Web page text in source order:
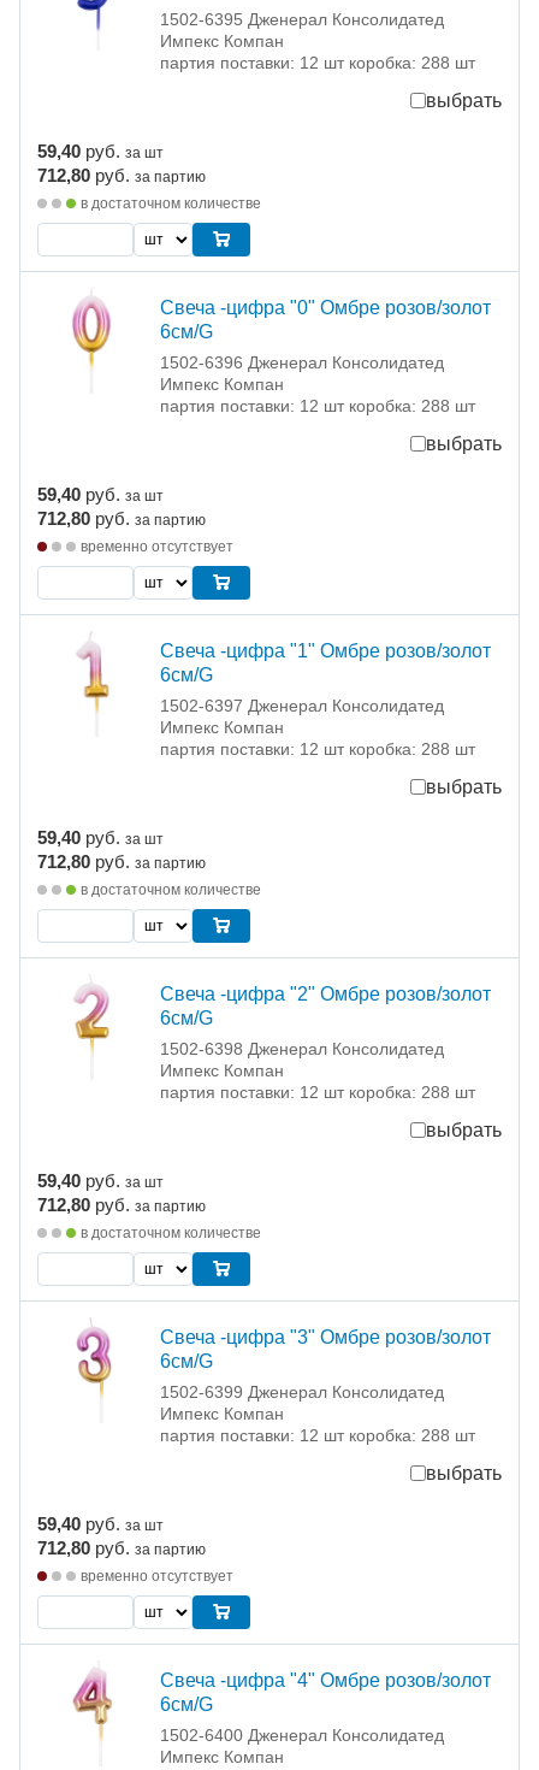
1502-6395 Дженерал Консолидатед
Импекс Компан
партия поставки: 12 шт коробка: 288 шт
выбрать
59,40 руб. за шт
712,80 руб. за партию
в достаточном количестве
Свеча -цифра "0" Омбре розов/золот
6см/G
1502-6396 Дженерал Консолидатед
Импекс Компан
партия поставки: 12 шт коробка: 288 шт
выбрать
59,40 руб. за шт
712,80 руб. за партию
временно отсутствует
Свеча -цифра "1" Омбре розов/золот
6см/G
1502-6397 Дженерал Консолидатед
Импекс Компан
партия поставки: 12 шт коробка: 288 шт
выбрать
59,40 руб. за шт
712,80 руб. за партию
в достаточном количестве
Свеча -цифра "2" Омбре розов/золот
6см/G
1502-6398 Дженерал Консолидатед
Импекс Компан
партия поставки: 12 шт коробка: 288 шт
выбрать
59,40 руб. за шт
712,80 руб. за партию
в достаточном количестве
Свеча -цифра "3" Омбре розов/золот
6см/G
1502-6399 Дженерал Консолидатед
Импекс Компан
партия поставки: 12 шт коробка: 288 шт
выбрать
59,40 руб. за шт
712,80 руб. за партию
временно отсутствует
Свеча -цифра "4" Омбре розов/золот
6см/G
1502-6400 Дженерал Консолидатед
Импекс Компан